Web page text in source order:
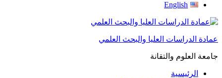
English
عمادة الدراسات العليا والبحث العلمي
جامعة العلوم والتقانة
الرئيسية